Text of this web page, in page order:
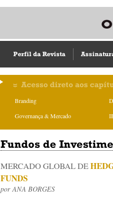
Perfil da Revista
Acesso direto aos
Branding
Governança & Mercado
Fundos de
MERCADO GLOBAL DE
FUNDS
porANA BORGES